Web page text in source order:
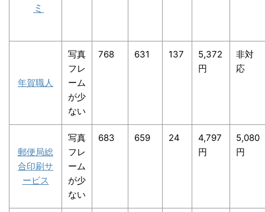
ミ
年賀職人
写真
フレ
ーム
が少
ない
768 631 137
5,372
円
非対
応
郵便局総
合印刷サ
ービス
写真
フレ
ーム
が少
ない
683 659 24
4,797
円
5,080
円